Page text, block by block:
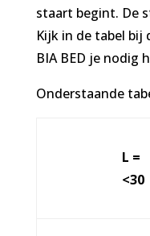
staart begint. De
Kijk in de tabel bij
BIA BED je nodig
Onderstaande
L =
<30